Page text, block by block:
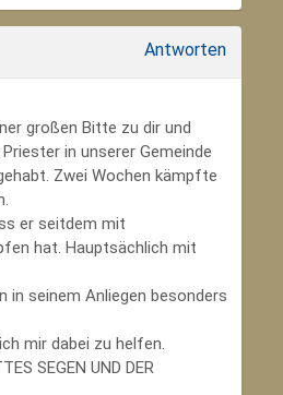
Antworten
großen Bitte zu dir und
in unserer Gemeinde
Zwei Wochen kämpfte
er seitdem mit
hat. Hauptsächlich mit
in seinem Anliegen besonders
mir dabei zu helfen.
SEGEN UND DER